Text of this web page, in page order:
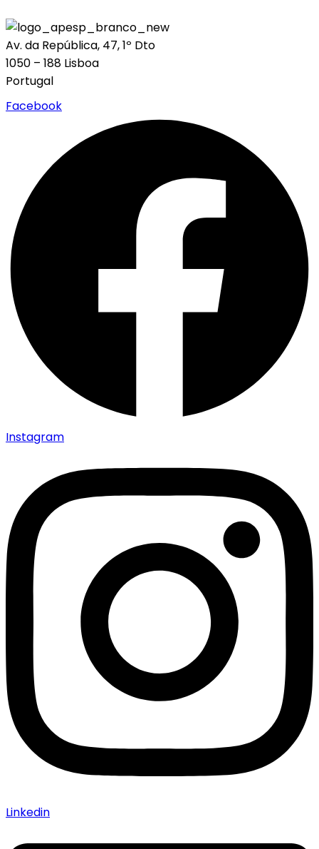
Av. da República, 47, 1º Dto
1050 – 188 Lisboa
Portugal
Facebook
Instagram
Linkedin